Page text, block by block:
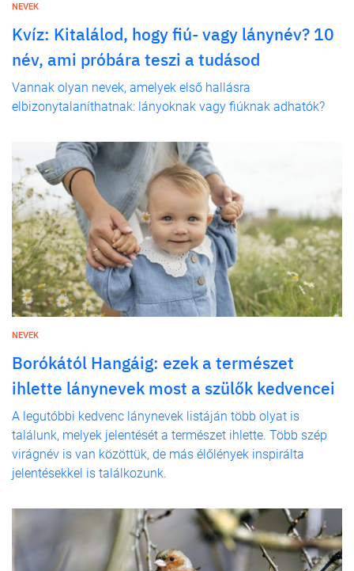
NEVEK
Kvíz: Kitalálod, hogy fiú- vagy lánynév? 10
név, ami próbára teszi a tudásod
Vannak olyan nevek, amelyek első hallásra
elbizonytalaníthatnak: lányoknak vagy fiúknak adhatók?
NEVEK
Borókától Hangáig: ezek a természet
ihlette lánynevek most a szülők kedvencei
A legutóbbi kedvenc lánynevek listáján több olyat is
találunk, melyek jelentését a természet ihlette. Több szép
virágnév is van közöttük, de más élőlények inspirálta
jelentésekkel is találkozunk.